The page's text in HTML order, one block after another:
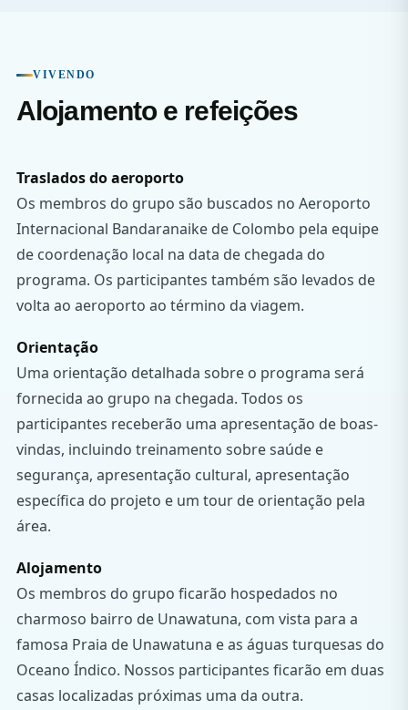
VIVENDO
Alojamento e refeições
Traslados do aeroporto
Os membros do grupo são buscados no Aeroporto
Internacional Bandaranaike de Colombo pela equipe
de coordenação local na data de chegada do
programa. Os participantes também são levados de
volta ao aeroporto ao término da viagem.
Orientação
Uma orientação detalhada sobre o programa será
fornecida ao grupo na chegada. Todos os
participantes receberão uma apresentação de boas-
vindas, incluindo treinamento sobre saúde e
segurança, apresentação cultural, apresentação
específica do projeto e um tour de orientação pela
área.
Alojamento
Os membros do grupo ficarão hospedados no
charmoso bairro de Unawatuna, com vista para a
famosa Praia de Unawatuna e as águas turquesas do
Oceano Índico. Nossos participantes ficarão em duas
casas localizadas próximas uma da outra.